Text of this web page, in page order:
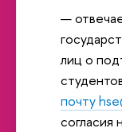
лиц о
почту
согласия